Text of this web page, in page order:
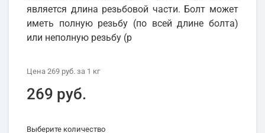
является длина резьбовой части. Болт может
иметь полную резьбу (по всей длине болта)
или неполную резьбу (р
Цена 269 руб. за 1 кг
269 руб.
Выберите количество